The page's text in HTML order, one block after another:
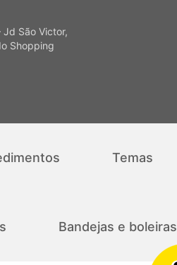
Jd São Victor,
Shopping
Temas
Bandejas e boleiras